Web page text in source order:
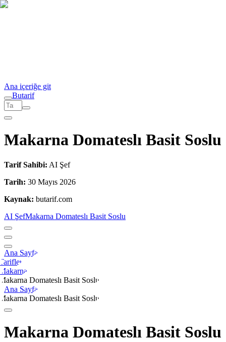
Ana içeriğe git
Butarif
Makarna Domateslı Basit Soslu
Tarif Sahibi: AI Şef
Tarih: 30 Mayıs 2026
Kaynak: butarif.com
AI ŞefMakarna Domateslı Basit Soslu
Ana Sayfa
Domateslı Basit Soslu
Ana Sayfa
Domateslı Basit Soslu
Makarna Domateslı Basit Soslu